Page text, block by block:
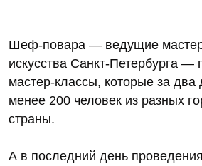
Шеф-повара — ведущие
искусства Санкт-Петербурга —
мастер-классы, которые за два
менее 200 человек из разных
страны.
А в последний день